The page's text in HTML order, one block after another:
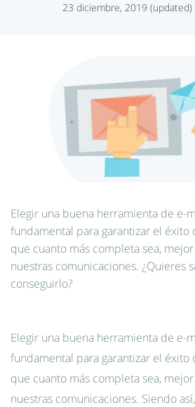
23 diciembre, 2019 (updated)
Elegir una buena herramienta de e-
fundamental para garantizar el éxito
que cuanto más completa sea,
nuestras comunicaciones. ¿Quieres
conseguirlo?
Elegir una buena herramienta de e-
fundamental para garantizar el éxito
que cuanto más completa sea,
nuestras comunicaciones. Siendo